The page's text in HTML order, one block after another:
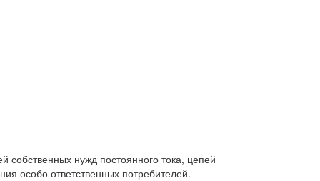
нужд постоянного тока, цепей
особо ответственных потребителей.